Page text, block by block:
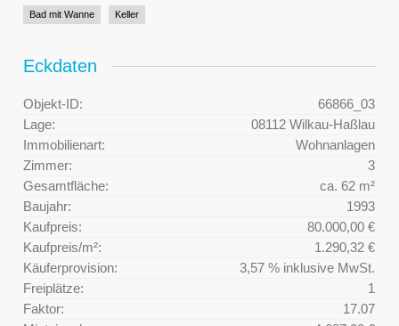
Bad mit Wanne Keller
Eckdaten
Objekt-ID:
66866_03
Lage:
08112 Wilkau-Haßlau
Immobilienart:
Wohnanlagen
Zimmer:
3
Gesamtfläche:
ca. 62 m²
Baujahr:
1993
Kaufpreis:
80.000,00 €
Kaufpreis/m²:
1.290,32 €
Käuferprovision:
3,57 % inklusive MwSt.
Freiplätze:
1
Faktor:
17.07